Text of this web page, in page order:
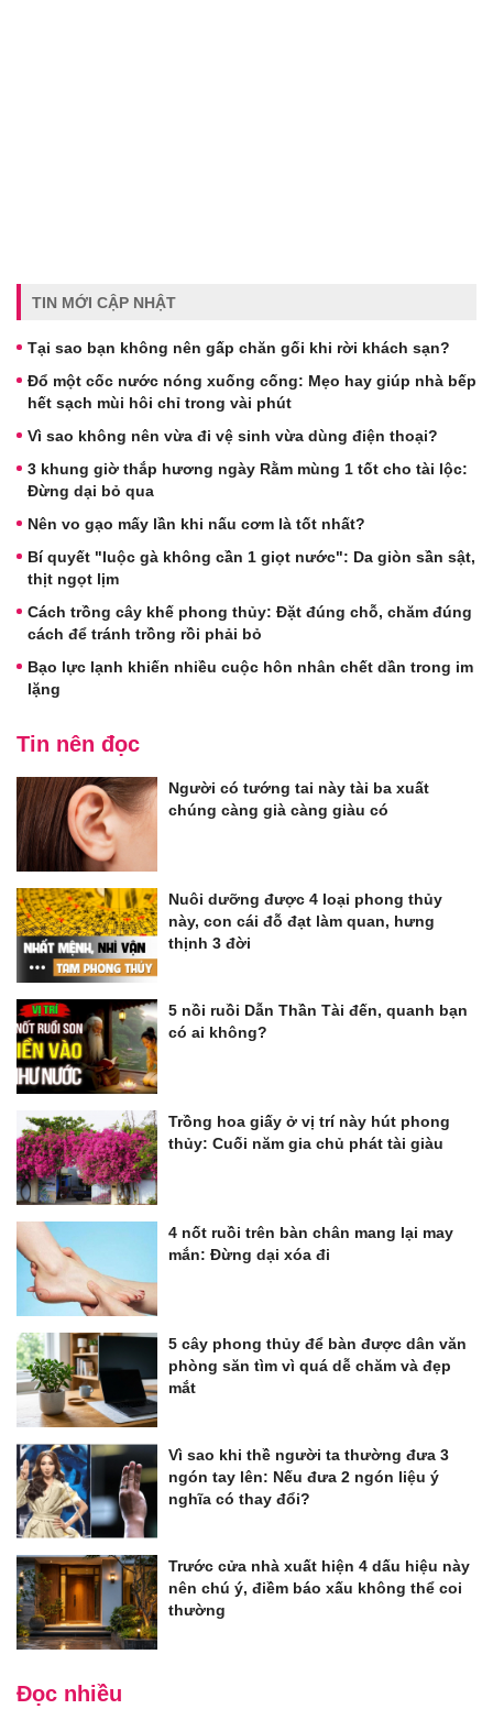
TIN MỚI CẬP NHẬT
Tại sao bạn không nên gấp chăn gối khi rời khách sạn?
Đổ một cốc nước nóng xuống cống: Mẹo hay giúp nhà bếp
hết sạch mùi hôi chỉ trong vài phút
Vì sao không nên vừa đi vệ sinh vừa dùng điện thoại?
3 khung giờ thắp hương ngày Rằm mùng 1 tốt cho tài lộc:
Đừng dại bỏ qua
Nên vo gạo mấy lần khi nấu cơm là tốt nhất?
Bí quyết "luộc gà không cần 1 giọt nước": Da giòn sần sật,
thịt ngọt lịm
Cách trồng cây khế phong thủy: Đặt đúng chỗ, chăm đúng
cách để tránh trồng rồi phải bỏ
Bạo lực lạnh khiến nhiều cuộc hôn nhân chết dần trong im
lặng
Tin nên đọc
Người có tướng tai này tài ba xuất
chúng càng già càng giàu có
Nuôi dưỡng được 4 loại phong thủy
này, con cái đỗ đạt làm quan, hưng
thịnh 3 đời
5 nồi ruồi Dẫn Thần Tài đến, quanh bạn
có ai không?
Trồng hoa giấy ở vị trí này hút phong
thủy: Cuối năm gia chủ phát tài giàu
4 nốt ruồi trên bàn chân mang lại may
mắn: Đừng dại xóa đi
5 cây phong thủy để bàn được dân văn
phòng săn tìm vì quá dễ chăm và đẹp
mắt
Vì sao khi thề người ta thường đưa 3
ngón tay lên: Nếu đưa 2 ngón liệu ý
nghĩa có thay đổi?
Trước cửa nhà xuất hiện 4 dấu hiệu này
nên chú ý, điềm báo xấu không thể coi
thường
Đọc nhiều